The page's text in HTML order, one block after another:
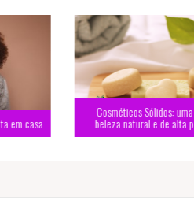
Cosméticos Sólidos: uma jornada de
beleza natural e de alta performance